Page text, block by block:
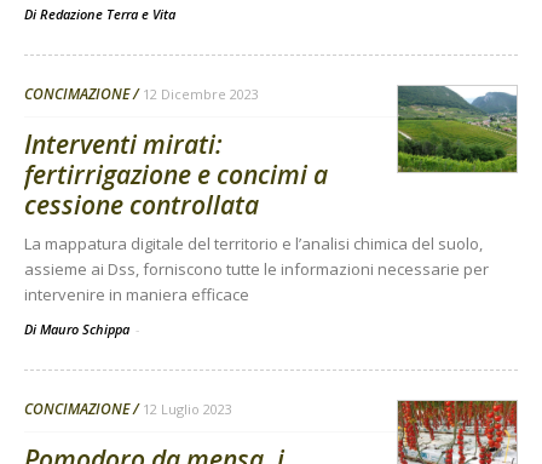
Di Redazione Terra e Vita
CONCIMAZIONE 12 Dicembre 2023
Interventi mirati:
fertirrigazione e concimi a
cessione controllata
La mappatura digitale del territorio e l’analisi chimica del suolo,
assieme ai Dss, forniscono tutte le informazioni necessarie per
intervenire in maniera efficace
Di Mauro Schippa -
CONCIMAZIONE 12 Luglio 2023